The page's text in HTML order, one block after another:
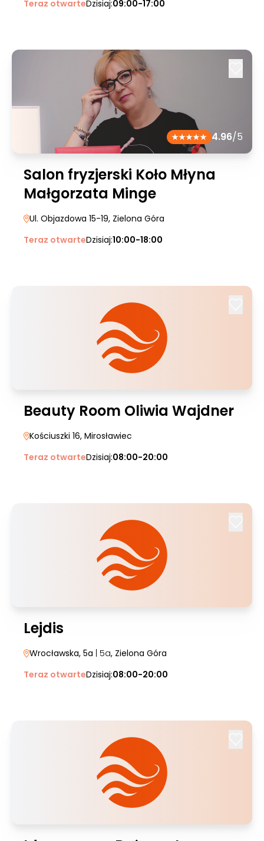
Teraz otwarteDzisiaj:09:00-17:00
4.96/5
Salon fryzjerski Koło Młyna
Małgorzata Minge
Ul. Objazdowa 15-19, Zielona Góra
Teraz otwarteDzisiaj:10:00-18:00
Beauty Room Oliwia Wajdner
Kościuszki 16, Mirosławiec
Teraz otwarteDzisiaj:08:00-20:00
Lejdis
Wrocławska, 5a | 5a, Zielona Góra
Teraz otwarteDzisiaj:08:00-20:00